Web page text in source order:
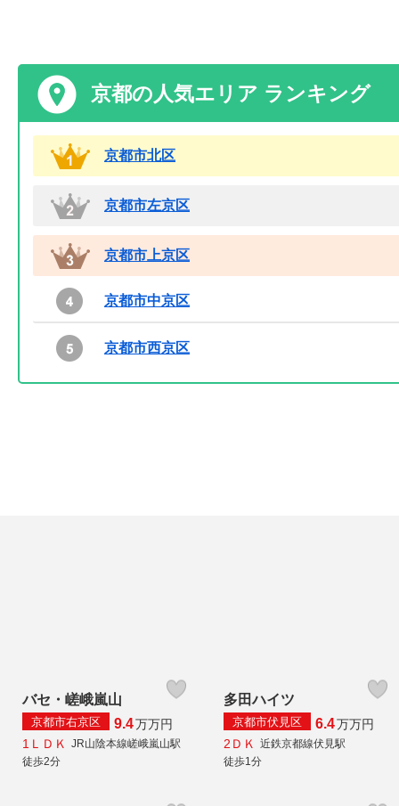
京都の人気エリア ランキング
京都市北区
京都市左京区
京都市上京区
京都市中京区
京都市西京区
バセ・嵯峨嵐山
京都市右京区 9.4万万円
1ＬＤＫ
JR山陰本線嵯峨嵐山駅
徒歩2分
多田ハイツ
京都市伏見区 6.4万万円
2ＤＫ
近鉄京都線伏見駅
徒歩1分